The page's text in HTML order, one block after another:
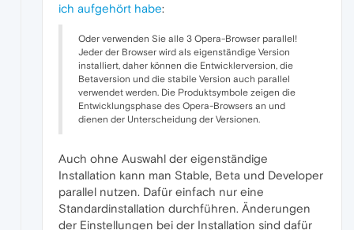
ich aufgehört habe:
Oder verwenden Sie alle 3 Opera-Browser parallel!
Jeder der Browser wird als eigenständige Version
installiert, daher können die Entwicklerversion, die
Betaversion und die stabile Version auch parallel
verwendet werden. Die Produktsymbole zeigen die
Entwicklungsphase des Opera-Browsers an und
dienen der Unterscheidung der Versionen.
Auch ohne Auswahl der eigenständige
Installation kann man Stable, Beta und Developer
parallel nutzen. Dafür einfach nur eine
Standardinstallation durchführen. Änderungen
der Einstellungen bei der Installation sind dafür